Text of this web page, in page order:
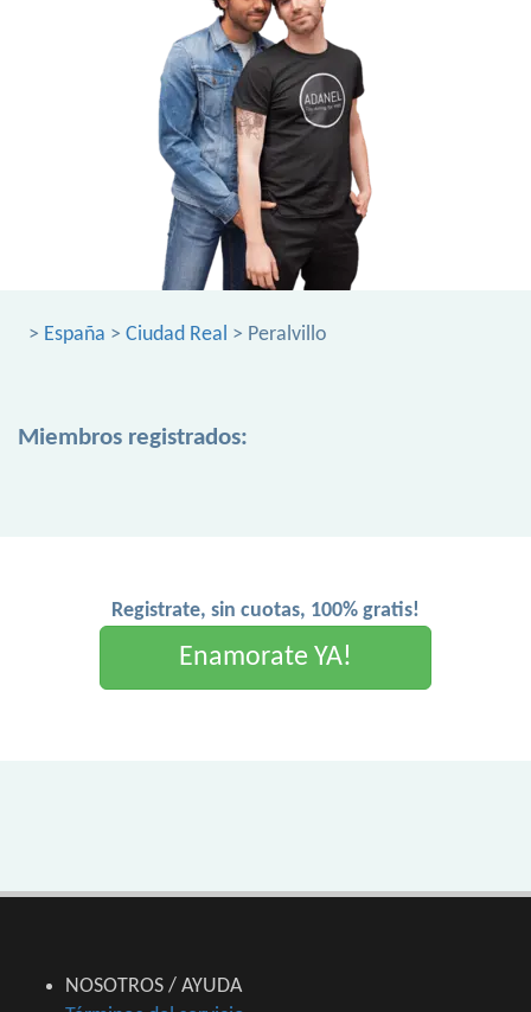
> España > Ciudad Real > Peralvillo
Miembros registrados:
Registrate, sin cuotas, 100% gratis!
Enamorate YA!
NOSOTROS / AYUDA